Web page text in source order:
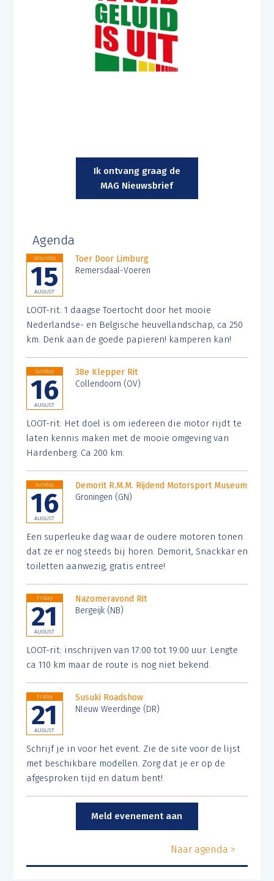
Ik ontvang graag de
MAG Nieuwsbrief
Agenda
Saturday
15
AUGUST
Toer Door Limburg
Remersdaal-Voeren
LOOT-rit: 1 daagse Toertocht door het mooie
Nederlandse- en Belgische heuvellandschap, ca 250
km. Denk aan de goede papieren! kamperen kan!
Sunday
16
AUGUST
38e Klepper Rit
Collendoorn (OV)
LOOT-rit: Het doel is om iedereen die motor rijdt te
laten kennis maken met de mooie omgeving van
Hardenberg. Ca 200 km.
Sunday
16
AUGUST
Demorit R.M.M. Rijdend Motorsport Museum
Groningen (GN)
Een superleuke dag waar de oudere motoren tonen
dat ze er nog steeds bij horen. Demorit, Snackkar en
toiletten aanwezig, gratis entree!
Friday
21
AUGUST
Nazomeravond Rit
Bergeijk (NB)
LOOT-rit: inschrijven van 17:00 tot 19:00 uur. Lengte
ca 110 km maar de route is nog niet bekend.
Friday
21
AUGUST
Susuki Roadshow
NIeuw Weerdinge (DR)
Schrijf je in voor het event. Zie de site voor de lijst
met beschikbare modellen. Zorg dat je er op de
afgesproken tijd en datum bent!
Meld evenement aan
Naar agenda >